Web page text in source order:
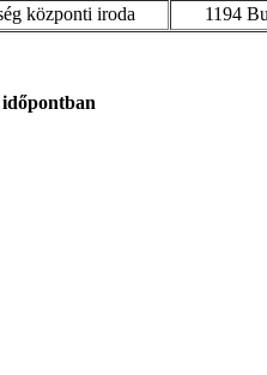
központi iroda 1194